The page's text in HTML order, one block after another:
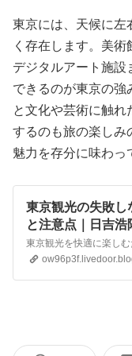
東京には、天候に左
く存在します。美
デジタルアート施設
できるのが東京の強
と文化や芸術に触れ
するのも旅の楽しみ
魅力を存分に味わっ
東京観光の失敗し
と注意点｜日吉浩
浩陽のblog